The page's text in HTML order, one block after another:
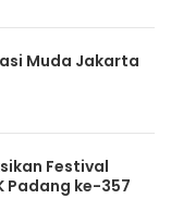
Muda Jakarta
Festival
Padang ke-357